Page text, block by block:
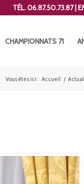
TÉL. 06.87.50.73.87 |
CHAMPIONNATS 71
Vous êtes ici : Accueil /